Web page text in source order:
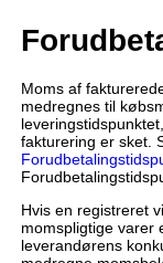
Moms af
medregnes til
fakturering er sket.
Hvis en registreret
momspligtige varer
leverandørens